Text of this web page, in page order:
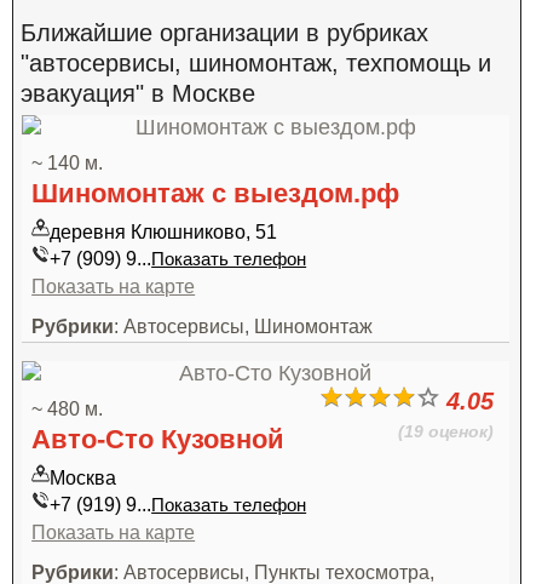
Ближайшие организации в рубриках
"автосервисы, шиномонтаж, техпомощь и
эвакуация" в Москве
~ 140 м.
Шиномонтаж с выездом.рф
деревня Клюшниково, 51
+7 (909) 9...Показать телефон
Показать на карте
Рубрики: Автосервисы, Шиномонтаж
4.05
(19 оценок)
~ 480 м.
Авто-Сто Кузовной
Москва
+7 (919) 9...Показать телефон
Показать на карте
Рубрики: Автосервисы, Пункты техосмотра,